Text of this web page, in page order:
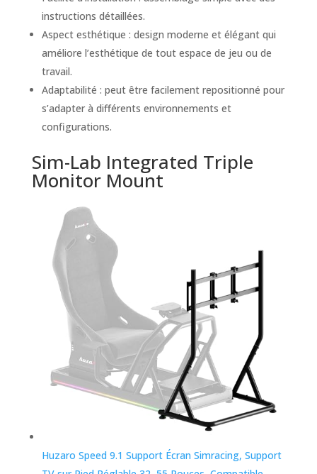
instructions détaillées.
Aspect esthétique : design moderne et élégant qui
améliore l’esthétique de tout espace de jeu ou de
travail.
Adaptabilité : peut être facilement repositionné pour
s’adapter à différents environnements et
configurations.
Sim-Lab Integrated Triple
Monitor Mount
Huzaro Speed 9.1 Support Écran Simracing, Support